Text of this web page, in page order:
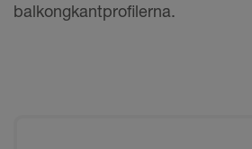
balkongkantprofilerna.